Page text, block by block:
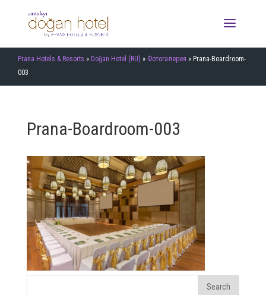
Prana Hotels & Resorts » Doğan Hotel (RU) » Фотогалерея » Prana-Boardroom-
003
Prana-Boardroom-003